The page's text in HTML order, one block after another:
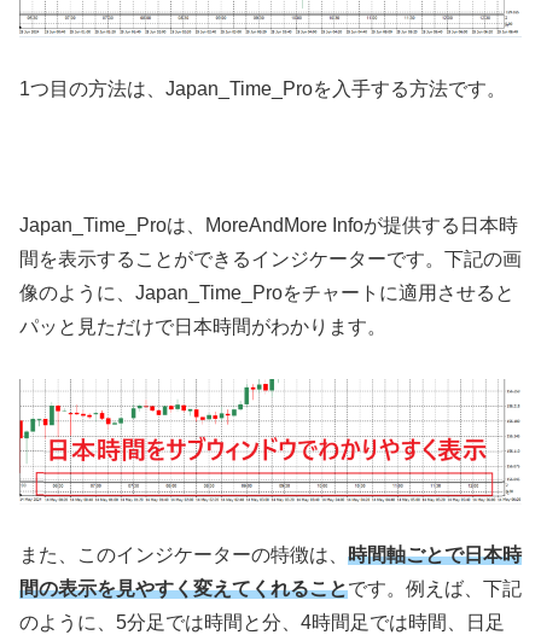
1つ目の方法は、 Japan_Time_Proを入手する方法です。
Japan_Time_Proは、 MoreAndMore Infoが提供する日本時
間を表示することができるインジケーターです。下記の画
像のように、 Japan_Time_Proをチャートに適用させると
パッと見ただけで日本時間がわかります。
また、このインジケーターの特徴は、 時間軸ごとで日本時
間の表示を見やすく変えてくれることです。例えば、下記
のように、 5分足では時間と分、 4時間足では時間、日足